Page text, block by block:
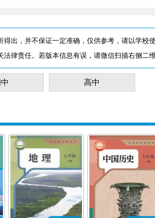
出，并不保证一定准确，仅供参考，请以学校
律责任。若版本信息有误，请微信扫描右侧二
高中